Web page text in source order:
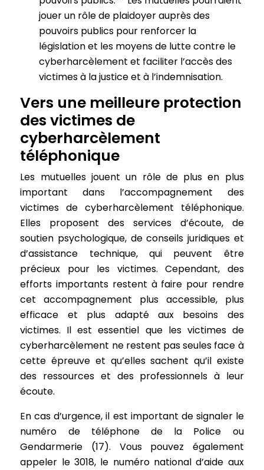
jouer un rôle de plaidoyer auprès des
pouvoirs publics pour renforcer la
législation et les moyens de lutte contre le
cyberharcèlement et faciliter l’accès des
victimes à la justice et à l’indemnisation.
Vers une meilleure protection
des victimes de
cyberharcèlement
téléphonique
Les mutuelles jouent un rôle de plus en plus
important dans l’accompagnement des
victimes de cyberharcèlement téléphonique.
Elles proposent des services d’écoute, de
soutien psychologique, de conseils juridiques et
d’assistance technique, qui peuvent être
précieux pour les victimes. Cependant, des
efforts importants restent à faire pour rendre
cet accompagnement plus accessible, plus
efficace et plus adapté aux besoins des
victimes. Il est essentiel que les victimes de
cyberharcèlement ne restent pas seules face à
cette épreuve et qu’elles sachent qu’il existe
des ressources et des professionnels à leur
écoute.
En cas d’urgence, il est important de signaler le
numéro de téléphone de la Police ou
Gendarmerie (17). Vous pouvez également
appeler le 3018, le numéro national d’aide aux